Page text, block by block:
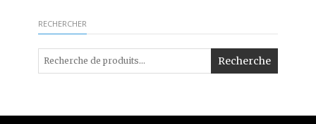
RECHERCHER
Recherche